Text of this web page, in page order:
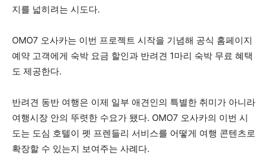
지를 넓히려는 시도다.
OMO7 오사카는 이번 프로젝트 시작을 기념해 공식 홈페이지
예약 고객에게 숙박 요금 할인과 반려견 1마리 숙박 무료 혜택
도 제공한다.
반려견 동반 여행은 이제 일부 애견인의 특별한 취미가 아니라
여행시장 안의 뚜렷한 수요가 됐다. OMO7 오사카의 이번 시
도는 도심 호텔이 펫 프렌들리 서비스를 어떻게 여행 콘텐츠로
확장할 수 있는지 보여주는 사례다.